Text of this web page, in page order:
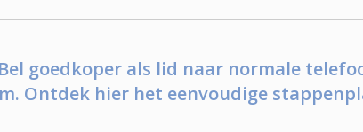
Bel goedkoper als lid naar normale
Ontdek hier het eenvoudige